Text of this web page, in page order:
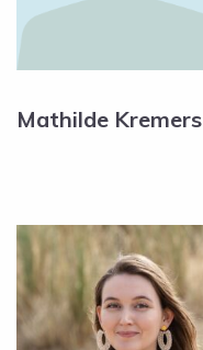
Mathilde Kremers